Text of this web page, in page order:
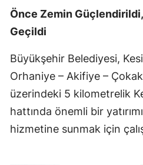
Önce Zemin
Geçildi
Büyükşehir Belediyesi,
Orhaniye – Akifiye –
üzerindeki 5 kilometrelik
hattında önemli bir
hizmetine sunmak için